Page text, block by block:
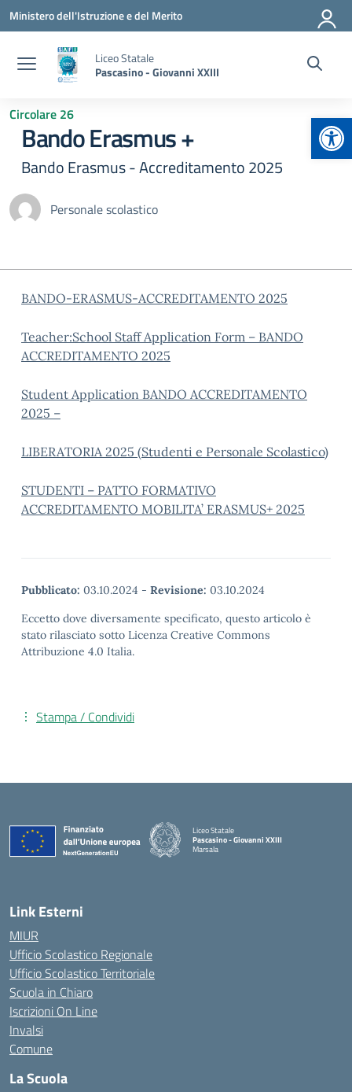
Vai ai contenuti
Vai al menu di navigazione
Vai al footer
Ministero dell'Istruzione e del Merito
Liceo Statale
Pascasino - Giovanni XXIII
Circolare 26
Bando Erasmus +
Bando Erasmus - Accreditamento 2025
Personale scolastico
BANDO-ERASMUS-ACCREDITAMENTO 2025
Teacher:School Staff Application Form – BANDO
ACCREDITAMENTO 2025
Student Application BANDO ACCREDITAMENTO
2025 –
LIBERATORIA 2025 (Studenti e Personale Scolastico)
STUDENTI – PATTO FORMATIVO
ACCREDITAMENTO MOBILITA’ ERASMUS+ 2025
Pubblicato: 03.10.2024 - Revisione: 03.10.2024
Eccetto dove diversamente specificato, questo articolo è
stato rilasciato sotto Licenza Creative Commons
Attribuzione 4.0 Italia.
Stampa / Condividi
Liceo Statale
Pascasino - Giovanni XXIII
Marsala
Link Esterni
MIUR
Ufficio Scolastico Regionale
Ufficio Scolastico Territoriale
Scuola in Chiaro
Iscrizioni On Line
Invalsi
Comune
La Scuola